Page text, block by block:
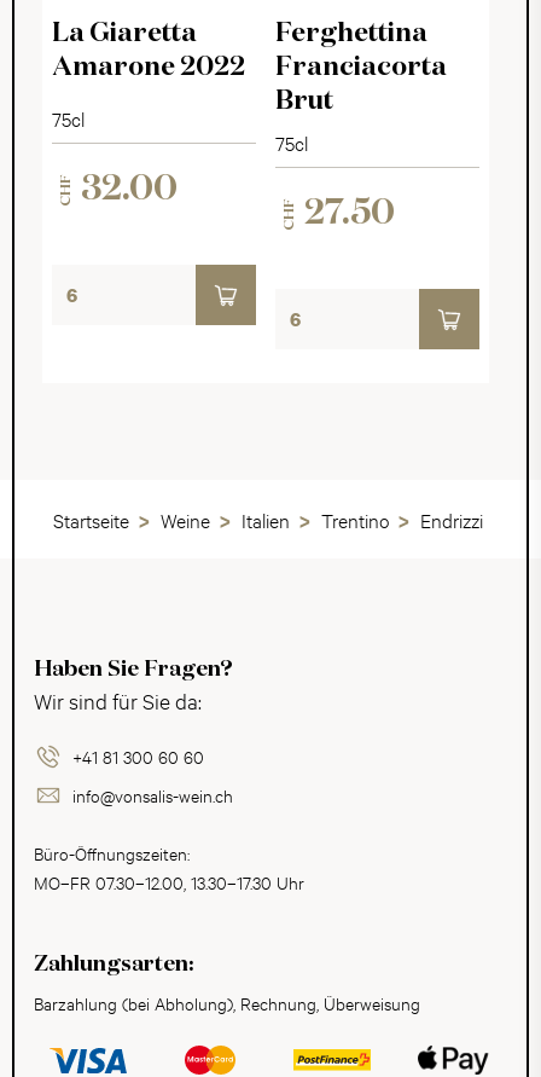
Valpolicella DOCG
La Giaretta
Amarone 2022
75cl
CHF 32.00
Ferghettina
Franciacorta
Brut
75cl
CHF 27.50
Startseite Weine Italien Trentino Endrizzi
Haben Sie Fragen?
Wir sind für Sie da:
+41 81 300 60 60
info@vonsalis-wein.ch
Büro-Öffnungszeiten:
MO–FR 07.30–12.00, 13.30–17.30 Uhr
Zahlungsarten:
Barzahlung (bei Abholung), Rechnung, Überweisung